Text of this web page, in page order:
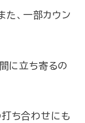
た、一部カウン
に立ち寄るの
ち合わせにも